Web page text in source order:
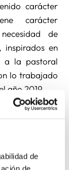
de
carácter
carácter
de
inspirados en
a la pastoral
lo trabajado
año 2019.
en historia
Gregoriana